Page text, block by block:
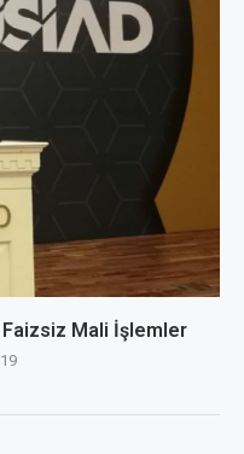
Faizsiz Mali İşlemler